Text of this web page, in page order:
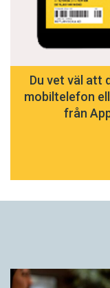
Du vet väl att
mobiltelefon
från